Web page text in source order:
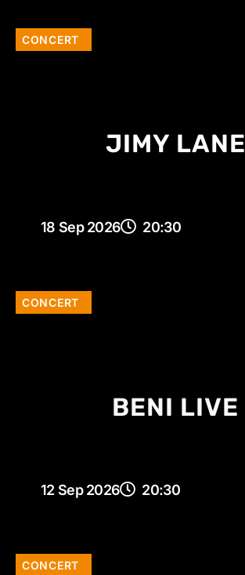
CONCERT
JIMY LANE
18 Sep 2026 20:30
CONCERT
BENI LIVE
12 Sep 2026 20:30
CONCERT